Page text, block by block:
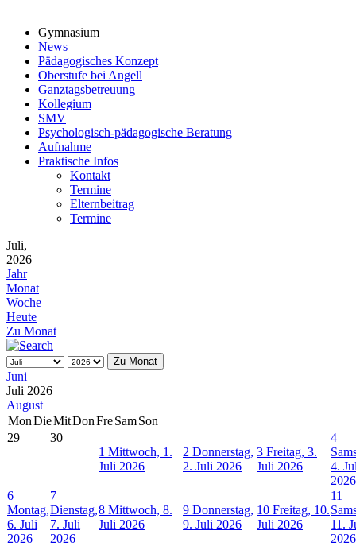
Gymnasium
News
Pädagogisches Konzept
Oberstufe bei Angell
Ganztagsbetreuung
Kollegium
SMV
Psychologisch-pädagogische Beratung
Aufnahme
Praktische Infos
Kontakt
Termine
Elternbeitrag
Termine
Juli,
2026
Jahr
Monat
Woche
Heute
Zu Monat
Zu Monat
Juni
Juli 2026
August
MonDieMitDonFreSamSon
29
30
1 Mittwoch, 1.
Juli 2026
2 Donnerstag,
2. Juli 2026
3 Freitag, 3.
Juli 2026
4
4.
2026
6
Montag,
6. Juli
2026
7
Dienstag,
7. Juli
2026
8 Mittwoch, 8.
Juli 2026
9 Donnerstag,
9. Juli 2026
10 Freitag, 10.
Juli 2026
11
11.
2026